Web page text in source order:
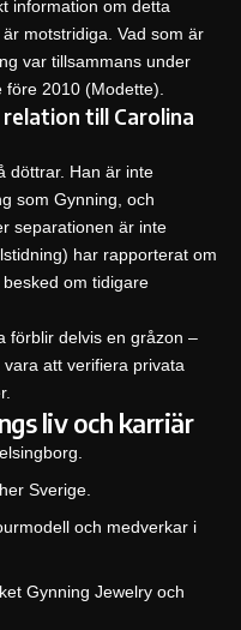
information om detta
motstridiga. Vad som är
var tillsammans under
2010 (Modette).
till Carolina
döttrar. Han är inte
som Gynning, och
separationen är inte
har rapporterat om
om tidigare
förblir delvis en gråzon –
att verifiera privata
liv och karriär
Sverige.
och medverkar i
Gynning Jewelry och